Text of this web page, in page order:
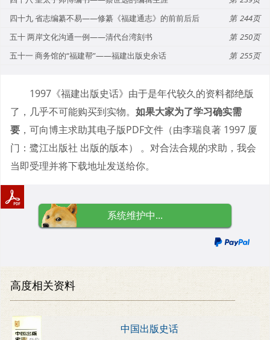
四十九 省志编纂不易——修纂《福建通志》的前前后后
244
五十 两岸文化沟通一例——清代台湾刻书
250
五十一 商务馆的“福建帮”——福建出版史余话
255
1997《福建出版史话》由于是年代较久的资料都绝版
了，几乎不可能购买到实物。 如果大家为了学习确实需
要 ，可向博主求助其电子版PDF文件（由李瑞良著 1997 厦
门：鹭江出版社 出版的版本） 。对合法合规的求助，我会
当即受理并将下载地址发送给你。
系统维护中...
高度相关资料
中国出版史话